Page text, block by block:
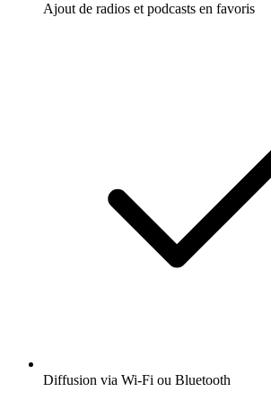
Ajout de radios et podcasts en favoris
Diffusion via Wi-Fi ou Bluetooth